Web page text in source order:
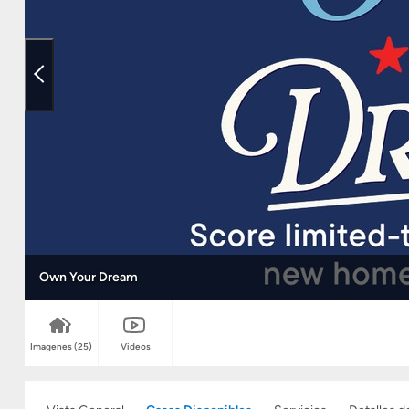
Own Your Dream
Imagenes(25) Videos